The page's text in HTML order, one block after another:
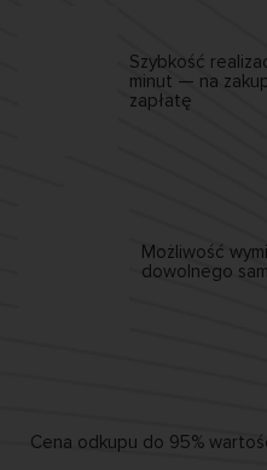
Szybkość
minut — na
zapłatę
Możliwość
dowolnego
Cena odkupu do 95%